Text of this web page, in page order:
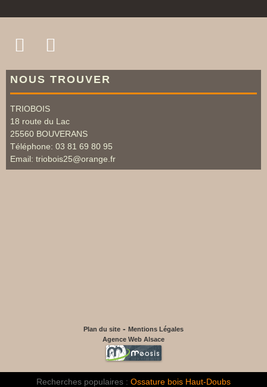
NOUS TROUVER
TRIOBOIS
18 route du Lac
25560 BOUVERANS
Téléphone: 03 81 69 80 95
Email: triobois25@orange.fr
Plan du site - Mentions Légales
Agence Web Alsace
Recherches populaires : Ossature bois Haut-Doubs